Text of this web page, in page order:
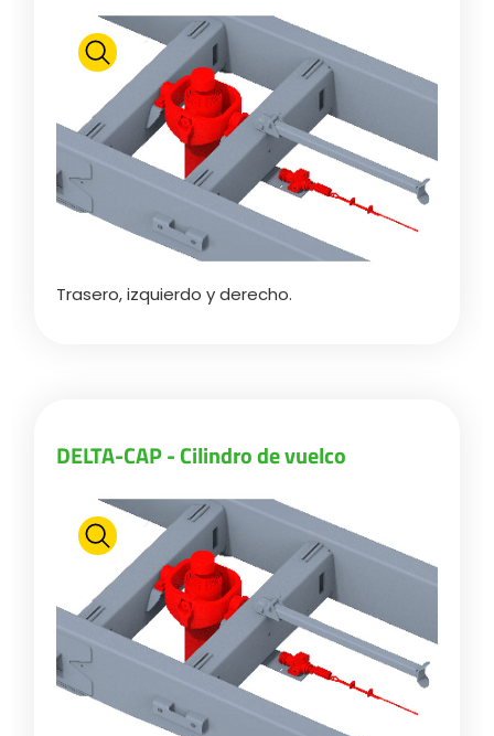
MUNDO JOSKIN
FAN SHOP
PARTS BOOK
MyJOSKIN
Español
Polski
Descargar el folleto
Suomi
Magyar
Български
Eesti keel
Trasero, izquierdo y derecho.
DELTA-CAP - Cilindro de vuelco